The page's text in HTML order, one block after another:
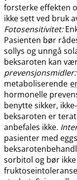
forsterke effekten
ikke sett ved bruk
Fotosensitivitet:
Pasienten bør
sollys og unngå
beksaroten kan
prevensjonsmidler:
metaboliserende
hormonelle
benytte sikker,
beksaroten er
anbefales ikke.
pasienter med
sorbitol og bør